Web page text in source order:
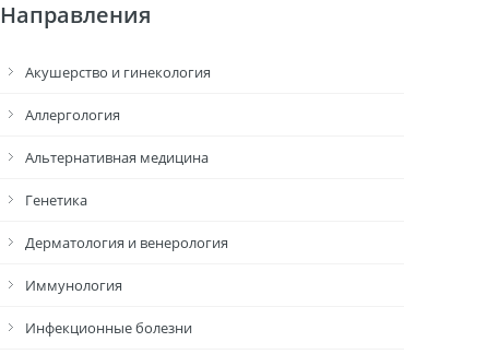
Направления
Акушерство и гинекология
Аллергология
Альтернативная медицина
Генетика
Дерматология и венерология
Иммунология
Инфекционные болезни